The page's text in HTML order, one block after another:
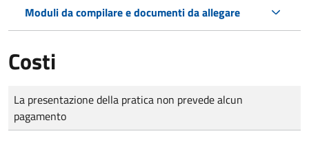
Moduli da compilare e documenti da allegare
Costi
Tipo di pagamento
Importo
La presentazione della pratica non prevede alcun
pagamento